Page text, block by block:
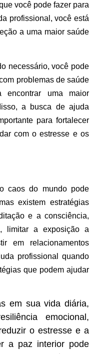
você pode fazer para
profissional, você está
a uma maior saúde
necessário, você pode
problemas de saúde
uma maior
a busca de ajuda
para fortalecer
com o estresse e os
caos do mundo pode
existem estratégias
e a consciência,
limitar a exposição a
em relacionamentos
profissional quando
que podem ajudar
em sua vida diária,
emocional,
o estresse e a
a paz interior pode